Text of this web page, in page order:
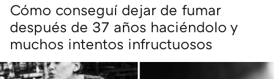
Cómo conseguí dejar de fumar
después de 37 años haciéndolo y
muchos intentos infructuosos